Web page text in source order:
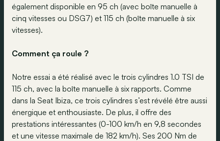
également disponible en 95 ch (avec boîte manuelle à
cinq vitesses ou DSG7) et 115 ch (boîte manuelle à six
vitesses).
Comment ça roule ?
Notre essai a été réalisé avec le trois cylindres 1.0 TSI de
115 ch, avec la boîte manuelle à six rapports. Comme
dans la Seat Ibiza, ce trois cylindres s’est révélé être aussi
énergique et enthousiaste. De plus, il offre des
prestations intéressantes (0-100 km/h en 9,8 secondes
et une vitesse maximale de 182 km/h). Ses 200 Nm de